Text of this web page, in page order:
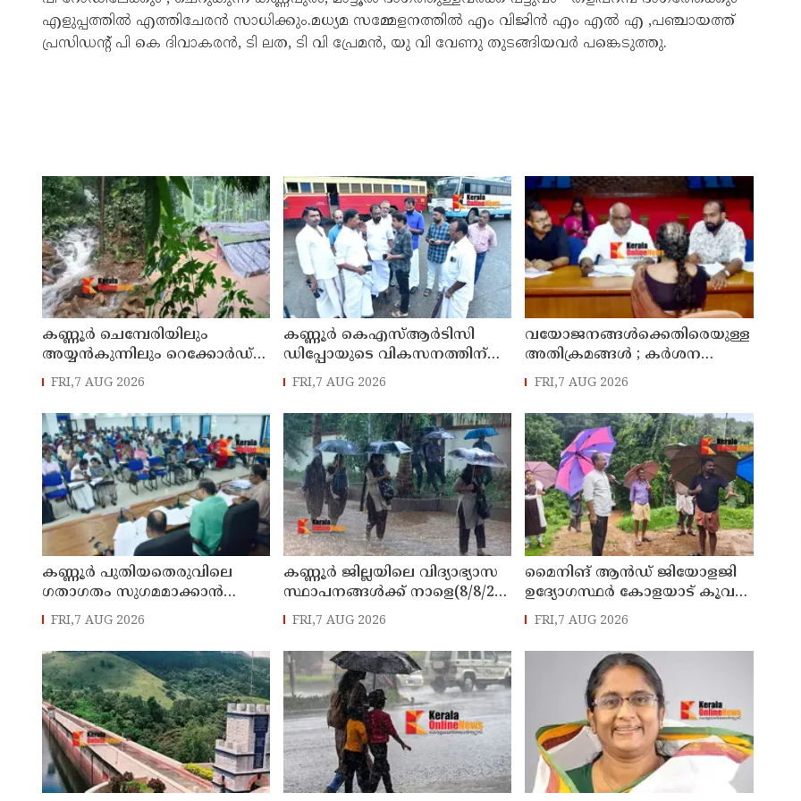
എളുപ്പത്തിൽ എത്തിചേരൻ സാധിക്കും.മധ്യമ സമ്മേളനത്തിൽ എം വിജിൻ എം എൽ എ ,പഞ്ചായത്ത്
പ്രസിഡൻ്റ് പി കെ ദിവാകരൻ, ടി ലത, ടി വി പ്രേമൻ, യു വി വേണു തുടങ്ങിയവർ പങ്കെടുത്തു.
കണ്ണൂർ ചെമ്പേരിയിലും
അയ്യൻകുന്നിലും റെക്കോർഡ്
മഴ ; ഉദയഗിരിയിൽ നേരിയ
ക്യാമ്പിലേക്ക് മാറ്റി
FRI,7 AUG 2026
കണ്ണൂർ കെഎസ്ആർടിസി
ഡിപ്പോയുടെ വികസനത്തിന്
മാസ്റ്റർ പ്ലാൻ തയ്യാറാക്കി
എം എൽ എ
FRI,7 AUG 2026
വയോജനങ്ങൾക്കെതിരെയുള്ള
അതിക്രമങ്ങൾ ; കർശന
നടപടി സ്വീകരിക്കുമെന്ന്
FRI,7 AUG 2026
കണ്ണൂർ പുതിയതെരുവിലെ
ഗതാഗതം സുഗമമാക്കാന്‍
നടപടികള്‍ സ്വീകരിക്കും
FRI,7 AUG 2026
കണ്ണൂർ ജില്ലയിലെ വിദ്യാഭ്യാസ
സ്ഥാപനങ്ങള്‍ക്ക് നാളെ(8/8/26)
അവധി പ്രഖ്യാപിച്ചു
FRI,7 AUG 2026
മൈനിങ് ആൻഡ്​ ജിയോളജി
ഉദ്യോഗസ്ഥർ കോളയാട് കൂവ
ഉന്നതി സന്ദർശിച്ചു
FRI,7 AUG 2026